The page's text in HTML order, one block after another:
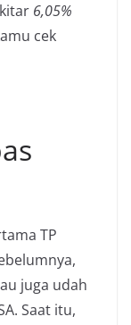
6,05%
cek
TP
juga udah
Saat itu,